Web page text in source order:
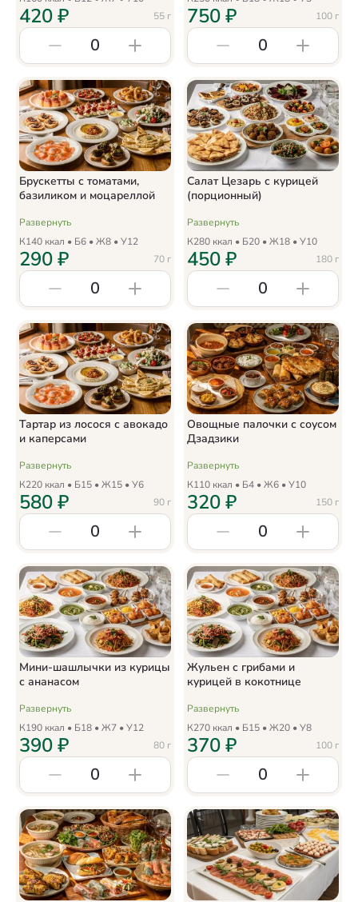
55 г
420₽
0
100 г
750₽
0
Брускетты с томатами,
базиликом и моцареллой
Развернуть
К140 ккал • Б6 • Ж8 • У12
70 г
290₽
0
Салат Цезарь с курицей
(порционный)
Развернуть
К280 ккал • Б20 • Ж18 • У10
180 г
450₽
0
Тартар из лосося с авокадо
и каперсами
Развернуть
К220 ккал • Б15 • Ж15 • У6
90 г
580₽
0
Овощные палочки с соусом
Дзадзики
Развернуть
К110 ккал • Б4 • Ж6 • У10
150 г
320₽
0
Мини-шашлычки из курицы
с ананасом
Развернуть
К190 ккал • Б18 • Ж7 • У12
80 г
390₽
0
Жульен с грибами и
курицей в кокотнице
Развернуть
К270 ккал • Б15 • Ж20 • У8
100 г
370₽
0